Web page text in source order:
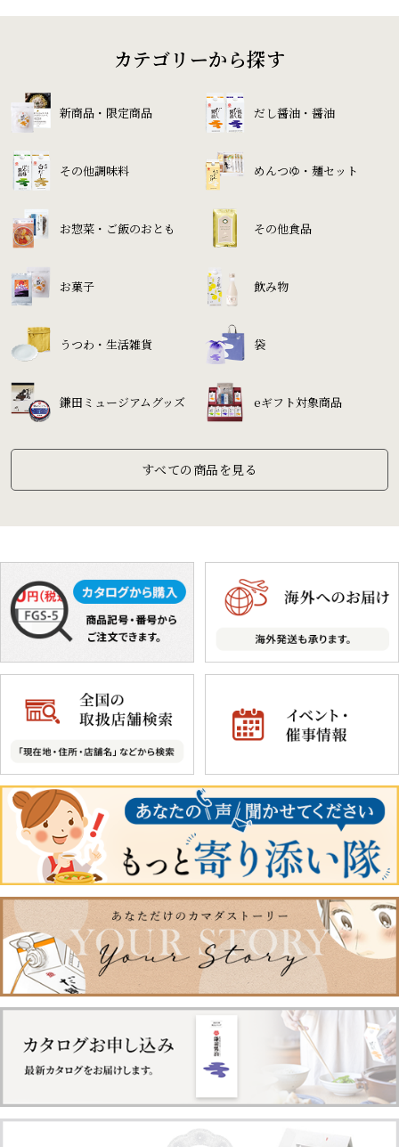
カテゴリーから探す
新商品・限定商品 だし醤油・醤油
その他調味料 めんつゆ・麺セット
お惣菜・ご飯のおとも その他食品
お菓子 飲み物
うつわ・生活雑貨 袋
鎌田ミュージアムグッズ eギフト対象商品
すべての商品を見る